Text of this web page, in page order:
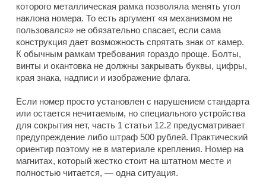
которого металлическая рамка позволяла менять угол
наклона номера. То есть аргумент «я механизмом не
пользовался» не обязательно спасает, если сама
конструкция дает возможность спрятать знак от камер.
К обычным рамкам требования гораздо проще. Болты,
винты и окантовка не должны закрывать буквы, цифры,
края знака, надписи и изображение флага.
Если номер просто установлен с нарушением стандарта
или остается нечитаемым, но специального устройства
для сокрытия нет, часть 1 статьи 12.2 предусматривает
предупреждение либо штраф 500 рублей. Практический
ориентир поэтому не в материале крепления. Номер на
магнитах, который жестко стоит на штатном месте и
полностью читается, — одна ситуация.